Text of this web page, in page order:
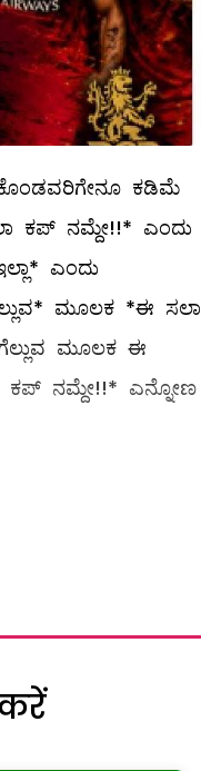
ಕಡಿಮೆ
ಕಪ್ ನಮ್ದೇ!!* ಎಂದು
ಎಂದು
ಮೂಲಕ *ಈ ಸಲಾ
ಮೂಲಕ ಈ
ಕಪ್ ನಮ್ದೇ!!* ಎನ್ನೋಣ